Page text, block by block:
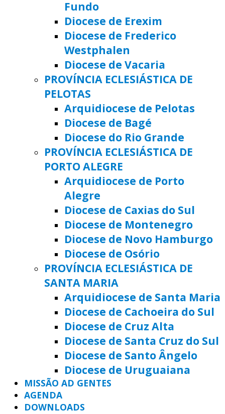
Fundo
Diocese de Erexim
Diocese de Frederico
Westphalen
Diocese de Vacaria
PROVÍNCIA ECLESIÁSTICA DE
PELOTAS
Arquidiocese de Pelotas
Diocese de Bagé
Diocese do Rio Grande
PROVÍNCIA ECLESIÁSTICA DE
PORTO ALEGRE
Arquidiocese de Porto
Alegre
Diocese de Caxias do Sul
Diocese de Montenegro
Diocese de Novo Hamburgo
Diocese de Osório
PROVÍNCIA ECLESIÁSTICA DE
SANTA MARIA
Arquidiocese de Santa Maria
Diocese de Cachoeira do Sul
Diocese de Cruz Alta
Diocese de Santa Cruz do Sul
Diocese de Santo Ângelo
Diocese de Uruguaiana
MISSÃO AD GENTES
AGENDA
DOWNLOADS